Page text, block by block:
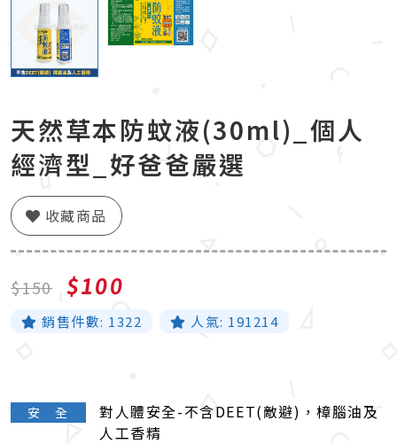
天然草本防蚊液(30ml)_個人
經濟型_好爸爸嚴選
收藏商品
$150 $100
銷售件數: 1322 人氣: 191214
安 全
對人體安全-不含DEET(敵避)，樟腦油及
人工香精